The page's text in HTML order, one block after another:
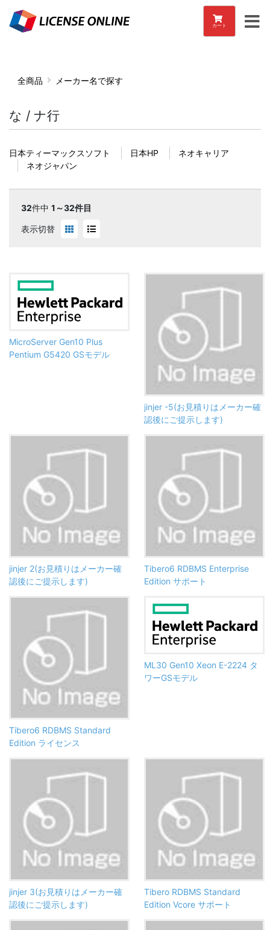
カート
全商品 メーカー名で探す
な / ナ行
日本ティーマックスソフト 日本HP
ネオキャリア
ネオジャパン
32件中 1～32件目
表示切替
MicroServer Gen10 Plus
Pentium G5420 GSモデル
jinjer -5(お見積りはメーカー確
認後にご提示します)
jinjer 2(お見積りはメーカー確
認後にご提示します)
Tibero6 RDBMS Enterprise
Edition サポート
Tibero6 RDBMS Standard
Edition ライセンス
ML30 Gen10 Xeon E-2224 タ
ワーGSモデル
jinjer 3(お見積りはメーカー確
認後にご提示します)
Tibero RDBMS Standard
Edition Vcore サポート